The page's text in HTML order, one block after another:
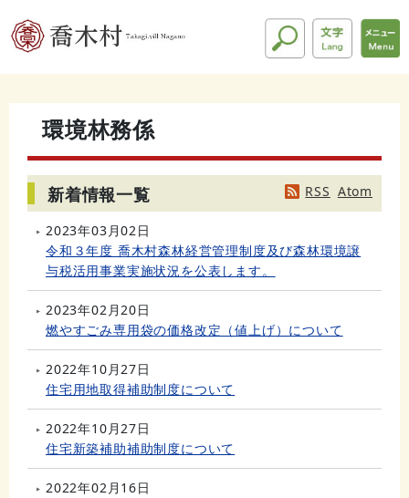
環境林務係
RSS Atom
新着情報一覧
2023年03月02日
令和３年度 喬木村森林経営管理制度及び森林環境譲
与税活用事業実施状況を公表します。
2023年02月20日
燃やすごみ専用袋の価格改定（値上げ）について
2022年10月27日
住宅用地取得補助制度について
2022年10月27日
住宅新築補助補助制度について
2022年02月16日